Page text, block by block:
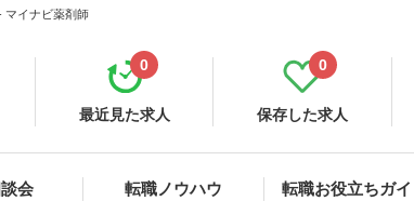
マイナビ薬剤師
最近見た求人
0
保存した求人
0
会 転職ノウハウ 転職お役立ちガイ